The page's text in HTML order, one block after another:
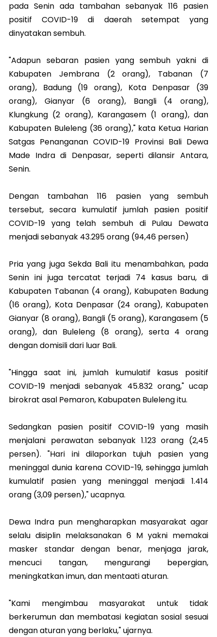
pada Senin ada tambahan sebanyak 116 pasien
positif COVID-19 di daerah setempat yang
dinyatakan sembuh.
"Adapun sebaran pasien yang sembuh yakni di
Kabupaten Jembrana (2 orang), Tabanan (7
orang), Badung (19 orang), Kota Denpasar (39
orang), Gianyar (6 orang), Bangli (4 orang),
Klungkung (2 orang), Karangasem (1 orang), dan
Kabupaten Buleleng (36 orang)," kata Ketua Harian
Satgas Penanganan COVID-19 Provinsi Bali Dewa
Made Indra di Denpasar, seperti dilansir Antara,
Senin.
Dengan tambahan 116 pasien yang sembuh
tersebut, secara kumulatif jumlah pasien positif
COVID-19 yang telah sembuh di Pulau Dewata
menjadi sebanyak 43.295 orang (94,46 persen)
Pria yang juga Sekda Bali itu menambahkan, pada
Senin ini juga tercatat terjadi 74 kasus baru, di
Kabupaten Tabanan (4 orang), Kabupaten Badung
(16 orang), Kota Denpasar (24 orang), Kabupaten
Gianyar (8 orang), Bangli (5 orang), Karangasem (5
orang), dan Buleleng (8 orang), serta 4 orang
dengan domisili dari luar Bali.
"Hingga saat ini, jumlah kumulatif kasus positif
COVID-19 menjadi sebanyak 45.832 orang," ucap
birokrat asal Pemaron, Kabupaten Buleleng itu.
Sedangkan pasien positif COVID-19 yang masih
menjalani perawatan sebanyak 1.123 orang (2,45
persen). "Hari ini dilaporkan tujuh pasien yang
meninggal dunia karena COVID-19, sehingga jumlah
kumulatif pasien yang meninggal menjadi 1.414
orang (3,09 persen)," ucapnya.
Dewa Indra pun mengharapkan masyarakat agar
selalu disiplin melaksanakan 6 M yakni memakai
masker standar dengan benar, menjaga jarak,
mencuci tangan, mengurangi bepergian,
meningkatkan imun, dan mentaati aturan.
"Kami mengimbau masyarakat untuk tidak
berkerumun dan membatasi kegiatan sosial sesuai
dengan aturan yang berlaku," ujarnya.